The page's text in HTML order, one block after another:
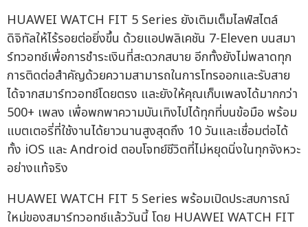
HUAWEI WATCH FIT 5 Series ยังเติมเต็มไลฟ์สไตล์
ดิจิทัลให้ไร้รอยต่อยิ่งขึ้น ด้วยแอปพลิเคชัน 7-Eleven บนสมา
ร์ทวอทช์เพื่อการชำระเงินที่สะดวกสบาย อีกทั้งยังไม่พลาดทุก
การติดต่อสำคัญด้วยความสามารถในการโทรออกและรับสาย
ได้จากสมาร์ทวอทช์โดยตรง และยังให้คุณเก็บเพลงได้มากกว่า
500+ เพลง เพื่อพกพาความบันเทิงไปได้ทุกที่บนข้อมือ พร้อม
แบตเตอรี่ที่ใช้งานได้ยาวนานสูงสุดถึง 10 วันและเชื่อมต่อได้
ทั้ง iOS และ Android ตอบโจทย์ชีวิตที่ไม่หยุดนิ่งในทุกจังหวะ
อย่างแท้จริง
HUAWEI WATCH FIT 5 Series พร้อมเปิดประสบการณ์
ใหม่ของสมาร์ทวอทช์แล้ววันนี้ โดย HUAWEI WATCH FIT